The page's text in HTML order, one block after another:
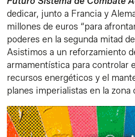
dedicar, junto a Francia y
millones de euros “para
poderes en la segunda mitad
Asistimos a un reforzamiento
armamentística para controlar
recursos energéticos y el
planes imperialistas en la zona